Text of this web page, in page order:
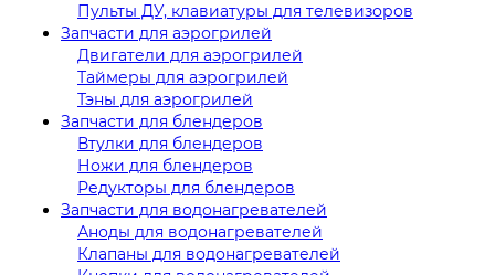
Пульты ДУ, клавиатуры для телевизоров
Запчасти для аэрогрилей
Двигатели для аэрогрилей
Таймеры для аэрогрилей
Тэны для аэрогрилей
Запчасти для блендеров
Втулки для блендеров
Ножи для блендеров
Редукторы для блендеров
Запчасти для водонагревателей
Аноды для водонагревателей
Клапаны для водонагревателей